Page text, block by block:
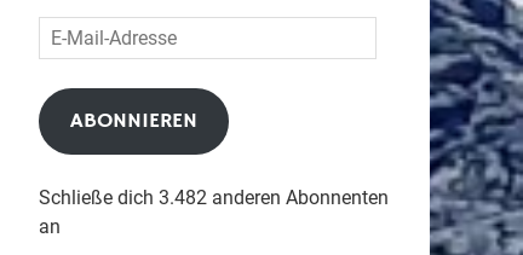
E-
Mail-
Adresse
ABONNIEREN
Schließe dich 3.482 anderen Abonnenten
an